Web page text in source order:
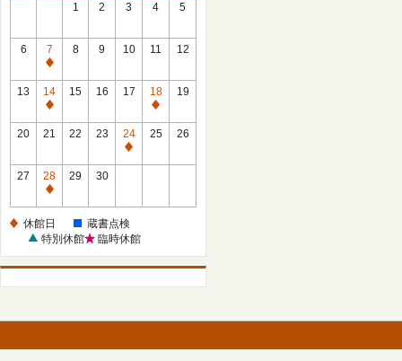
1 2 3 4 5
6
7
休
館
日
8 9 10 11 12
13
14
休
館
15 16 17
18
休
館
19
20 21 22 23
24
休
25 26
27
28
休
日
29 30
休館日
蔵書点検
特別休館
臨時休館